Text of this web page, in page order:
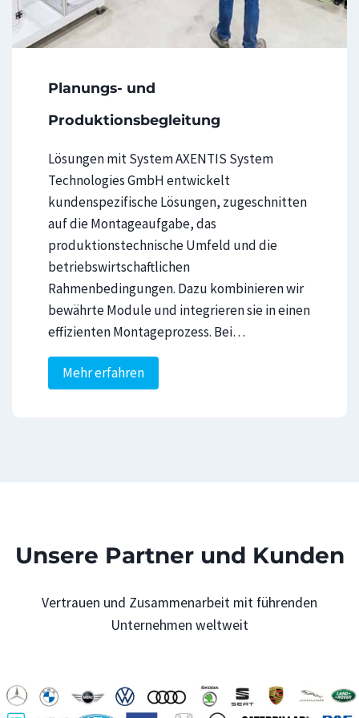
Planungs- und
Produktionsbegleitung
Lösungen mit System AXENTIS System
Technologies GmbH entwickelt
kundenspezifische Lösungen, zugeschnitten
auf die Montageaufgabe, das
produktionstechnische Umfeld und die
betriebswirtschaftlichen
Rahmenbedingungen. Dazu kombinieren wir
bewährte Module und integrieren sie in einen
effizienten Montageprozess. Bei…
Mehr erfahrenP
l
-
u
d
P
d
Unsere Partner und Kunden
Vertrauen und Zusammenarbeit mit führenden
Unternehmen weltweit